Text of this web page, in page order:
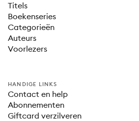
Titels
Boekenseries
Categorieën
Auteurs
Voorlezers
HANDIGE LINKS
Contact en help
Abonnementen
Giftcard verzilveren